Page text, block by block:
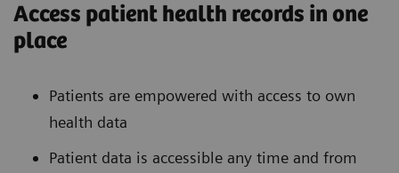
Access patient health records in one
place
Patients are empowered with access to own
health data
Patient data is accessible any time and from